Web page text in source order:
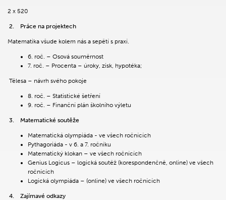
2 x 520
2. Práce na projektech
Matematika všude kolem nás a sepětí s praxí.
6. roč. – Osová souměrnost
7. roč. – Procenta – úroky, zisk, hypotéka;
Tělesa – návrh svého pokoje
8. roč. – Statistické šetření
9. roč. – Finanční plán školního výletu
3. Matematické soutěže
Matematická olympiáda - ve všech ročnících
Pythagoriáda - v 6. a 7. ročníku
Matematický klokan – ve všech ročnících
Genius Logicus – logická soutěž (korespondenčně, online) ve všech
ročnících
Logická olympiáda – (online) ve všech ročnících
4. Zajímavé odkazy